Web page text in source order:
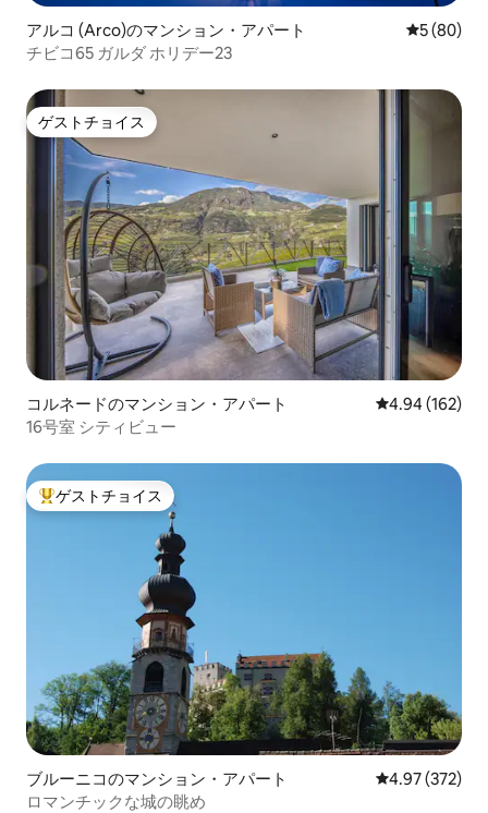
アルコ (Arco)のマンション・アパート レビュー
5 (80)
チビコ65 ガルダ ホリデー23
ゲストチョイス
ゲストチョイス
コルネードのマンション・アパート レビュー162
4.94 (162)
16号室 シティビュー
大好評のゲストチョイスです。
ゲストチョイス
ブルーニコのマンション・アパート レビュー372
4.97 (372)
ロマンチックな城の眺め